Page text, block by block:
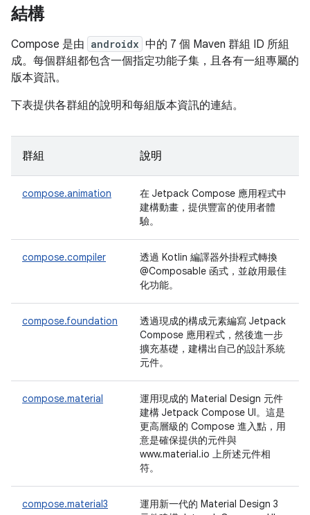
結構
Compose 是由 androidx 中的 7 個 Maven 群組 ID 所組
成。每個群組都包含一個指定功能子集，且各有一組專屬的
版本資訊。
下表提供各群組的說明和每組版本資訊的連結。
群組 說明
compose.animation
在 Jetpack Compose 應用程式中
建構動畫，提供豐富的使用者體
驗。
compose.compiler
透過 Kotlin 編譯器外掛程式轉換
@Composable 函式，並啟用最佳
化功能。
compose.foundation
透過現成的構成元素編寫 Jetpack
Compose 應用程式，然後進一步
擴充基礎，建構出自己的設計系統
元件。
compose.material
運用現成的 Material Design 元件
建構 Jetpack Compose UI。這是
更高層級的 Compose 進入點，用
意是確保提供的元件與
www.material.io 上所述元件相
符。
compose.material3
運用新一代的 Material Design 3